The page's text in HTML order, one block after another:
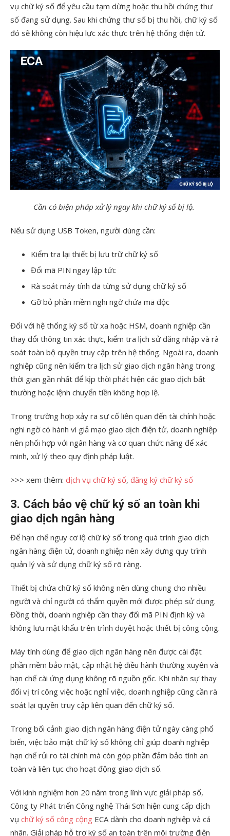
vụ chữ ký số để yêu cầu tạm dừng hoặc thu hồi chứng thư
số đang sử dụng. Sau khi chứng thư số bị thu hồi, chữ ký số
đó sẽ không còn hiệu lực xác thực trên hệ thống điện tử.
Cần có biện pháp xử lý ngay khi chữ ký số bị lộ.
Nếu sử dụng USB Token, người dùng cần:
Kiểm tra lại thiết bị lưu trữ chữ ký số
Đổi mã PIN ngay lập tức
Rà soát máy tính đã từng sử dụng chữ ký số
Gỡ bỏ phần mềm nghi ngờ chứa mã độc
Đối với hệ thống ký số từ xa hoặc HSM, doanh nghiệp cần
thay đổi thông tin xác thực, kiểm tra lịch sử đăng nhập và rà
soát toàn bộ quyền truy cập trên hệ thống. Ngoài ra, doanh
nghiệp cũng nên kiểm tra lịch sử giao dịch ngân hàng trong
thời gian gần nhất để kịp thời phát hiện các giao dịch bất
thường hoặc lệnh chuyển tiền không hợp lệ.
Trong trường hợp xảy ra sự cố liên quan đến tài chính hoặc
nghi ngờ có hành vi giả mạo giao dịch điện tử, doanh nghiệp
nên phối hợp với ngân hàng và cơ quan chức năng để xác
minh, xử lý theo quy định pháp luật.
>>> xem thêm: dịch vụ chữ ký số, đăng ký chữ ký số
3. Cách bảo vệ chữ ký số an toàn khi
giao dịch ngân hàng
Để hạn chế nguy cơ lộ chữ ký số trong quá trình giao dịch
ngân hàng điện tử, doanh nghiệp nên xây dựng quy trình
quản lý và sử dụng chữ ký số rõ ràng.
Thiết bị chứa chữ ký số không nên dùng chung cho nhiều
người và chỉ người có thẩm quyền mới được phép sử dụng.
Đồng thời, doanh nghiệp cần thay đổi mã PIN định kỳ và
không lưu mật khẩu trên trình duyệt hoặc thiết bị công cộng.
Máy tính dùng để giao dịch ngân hàng nên được cài đặt
phần mềm bảo mật, cập nhật hệ điều hành thường xuyên và
hạn chế cài ứng dụng không rõ nguồn gốc. Khi nhân sự thay
đổi vị trí công việc hoặc nghỉ việc, doanh nghiệp cũng cần rà
soát lại quyền truy cập liên quan đến chữ ký số.
Trong bối cảnh giao dịch ngân hàng điện tử ngày càng phổ
biến, việc bảo mật chữ ký số không chỉ giúp doanh nghiệp
hạn chế rủi ro tài chính mà còn góp phần đảm bảo tính an
toàn và liên tục cho hoạt động giao dịch số.
Với kinh nghiệm hơn 20 năm trong lĩnh vực giải pháp số,
Công ty Phát triển Công nghệ Thái Sơn hiện cung cấp dịch
vụ chữ ký số công cộng ECA dành cho doanh nghiệp và cá
nhân. Giải pháp hỗ trợ ký số an toàn trên môi trường điện